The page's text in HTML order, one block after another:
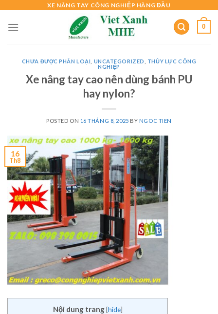
content
XE NÂNG TAY CÔNG NGHIỆP HÀNG ĐẦU
0
CHƯA ĐƯỢC PHÂN LOẠI UNCATEGORIZED
THỦY LỰC CÔNG
NGHIỆP
Xe nâng tay cao nên dùng bánh PU
hay nylon?
POSTED ON 16 THÁNG 8, 2025 BY NGOC TIEN
16
Th8
Nội dung trang [hide]